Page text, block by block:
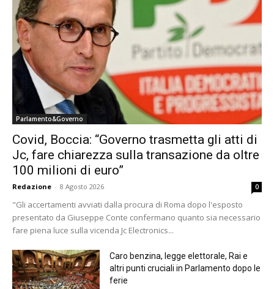
Parlamento&Governo
Covid, Boccia: “Governo trasmetta gli atti di
Jc, fare chiarezza sulla transazione da oltre
100 milioni di euro”
Redazione - 8 Agosto 2026 0
"Gli accertamenti avviati dalla procura di Roma dopo l'esposto
presentato da Giuseppe Conte confermano quanto sia necessario
fare piena luce sulla vicenda Jc Electronics...
Caro benzina, legge elettorale, Rai e
altri punti cruciali in Parlamento dopo le
ferie